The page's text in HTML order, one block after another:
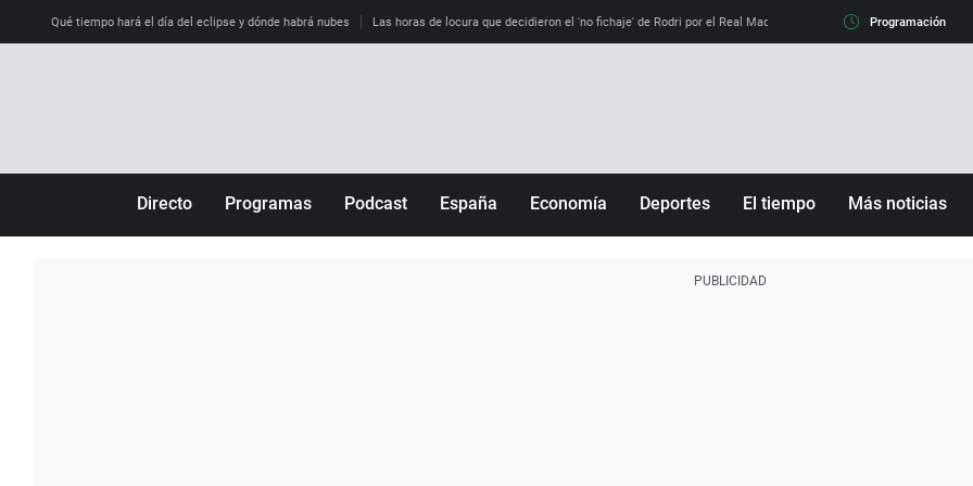
Qué tiempo hará el día del eclipse y dónde habrá nubes Las horas de locura que decidieron el 'no fichaje' de Rodri por el Real Madrid y su 'sí' al Barça La llamada
Programación
Directo Programas Podcast España Economía Deportes El tiempo Más noticias